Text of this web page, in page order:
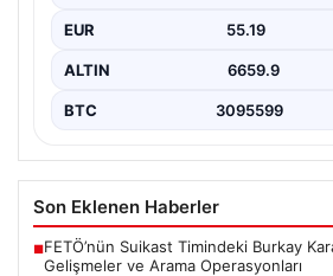
EUR 55.19
ALTIN 6659.9
BTC 3095599
Son Eklenen Haberler
■FETÖ’nün Suikast Timindeki Burkay
Gelişmeler ve Arama Operasyonları